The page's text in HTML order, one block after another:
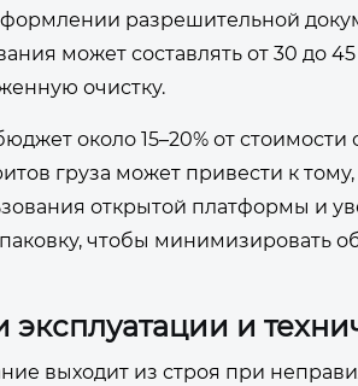
разрешительной
может составлять от 30 до
очистку.
около 15–20% от
груза может привести к
открытой платформы и
чтобы минимизировать
и
выходит из строя при